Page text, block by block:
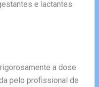
e lactantes
a dose
pelo profissional de